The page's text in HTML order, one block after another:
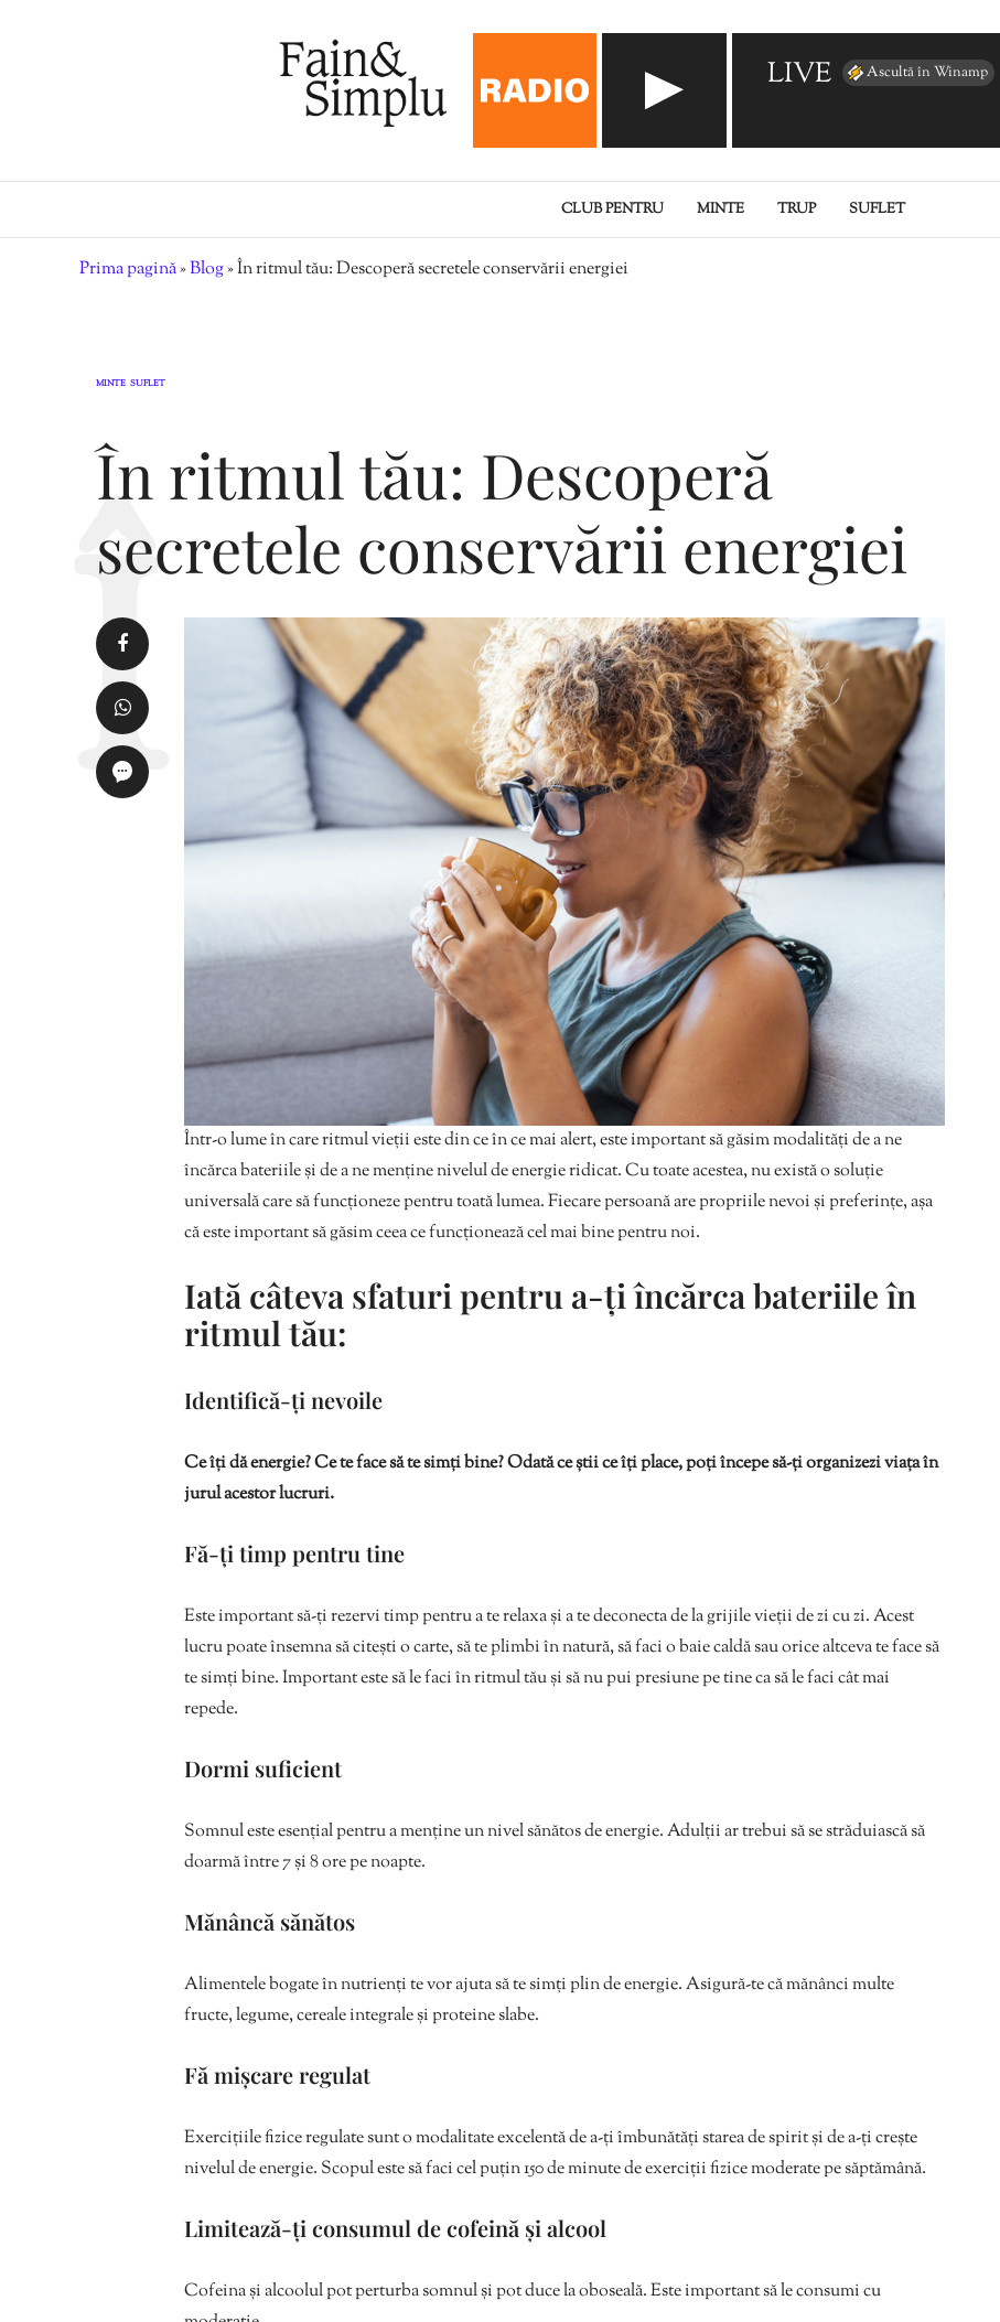
LIVE Ascultă în Winamp
CLUB PENTRU MINTE TRUP SUFLET
Prima pagină»Blog»În ritmul tău: Descoperă secretele conservării energiei
MINTE SUFLET
În ritmul tău: Descoperă
secretele conservării energiei
Într-o lume în care ritmul vieții este din ce în ce mai alert, este important să găsim modalități de a ne
încărca bateriile și de a ne menține nivelul de energie ridicat. Cu toate acestea, nu există o soluție
universală care să funcționeze pentru toată lumea. Fiecare persoană are propriile nevoi și preferințe, așa
că este important să găsim ceea ce funcționează cel mai bine pentru noi.
Iată câteva sfaturi pentru a-ți încărca bateriile în
ritmul tău:
Identifică-ți nevoile
Ce îți dă energie? Ce te face să te simți bine? Odată ce știi ce îți place, poți începe să-ți organizezi viața în
jurul acestor lucruri.
Fă-ți timp pentru tine
Este important să-ți rezervi timp pentru a te relaxa și a te deconecta de la grijile vieții de zi cu zi. Acest
lucru poate însemna să citești o carte, să te plimbi în natură, să faci o baie caldă sau orice altceva te face să
te simți bine. Important este să le faci în ritmul tău și să nu pui presiune pe tine ca să le faci cât mai
repede.
Dormi suficient
Somnul este esențial pentru a menține un nivel sănătos de energie. Adulții ar trebui să se străduiască să
doarmă între 7 și 8 ore pe noapte.
Mănâncă sănătos
Alimentele bogate în nutrienți te vor ajuta să te simți plin de energie. Asigură-te că mănânci multe
fructe, legume, cereale integrale și proteine slabe.
Fă mișcare regulat
Exercițiile fizice regulate sunt o modalitate excelentă de a-ți îmbunătăți starea de spirit și de a-ți crește
nivelul de energie. Scopul este să faci cel puțin 150 de minute de exerciții fizice moderate pe săptămână.
Limitează-ți consumul de cofeină și alcool
Cofeina și alcoolul pot perturba somnul și pot duce la oboseală. Este important să le consumi cu
Morar: CUM L-AM
SALVAT PE FĂT-
FRUMOS